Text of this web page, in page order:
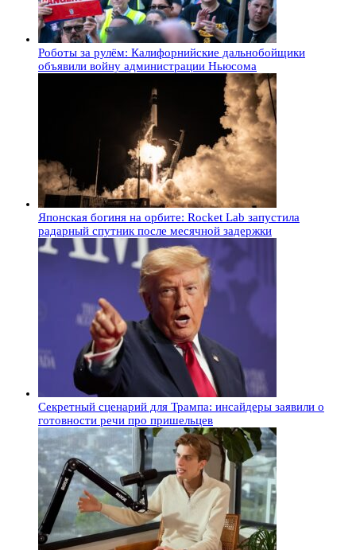
Роботы за рулём: Калифорнийские дальнобойщики
объявили войну администрации Ньюсома
Японская богиня на орбите: Rocket Lab запустила
радарный спутник после месячной задержки
Секретный сценарий для Трампа: инсайдеры заявили о
готовности речи про пришельцев